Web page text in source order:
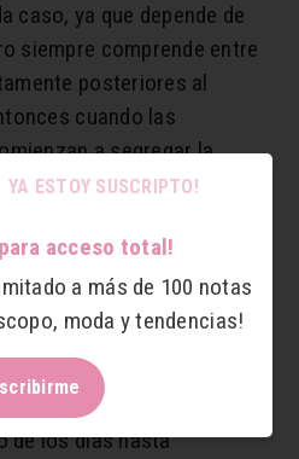
caso, ya que depende de
siempre comprende entre
posteriores al
cuando las
a segregar la
proceso que se denomina
de la leche”.
en comparación con el
abundant
e, tiene menos
cantidad de
como el calcio, los
Su composición va
de los días hasta
YA ESTOY SUSCRIPTO!
acceso total!
a más de 100 notas
moda y tendencias!